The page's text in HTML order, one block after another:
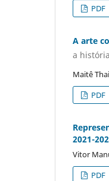
PDF
A arte
a
Maitê
PDF
2021-
Vitor
PDF